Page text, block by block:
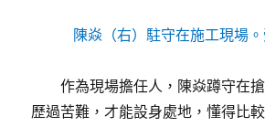
陳焱（右）駐守在施工現場
作為現場擔任人，陳焱蹲守在
歷過苦難，才能設身處地，懂得比